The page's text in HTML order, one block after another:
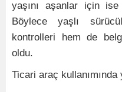
yaşını aşanlar için
Böylece yaşlı
kontrolleri hem de
oldu.
Ticari araç